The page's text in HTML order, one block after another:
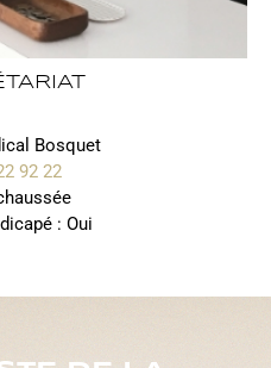
Bosquet
92 22
: Oui